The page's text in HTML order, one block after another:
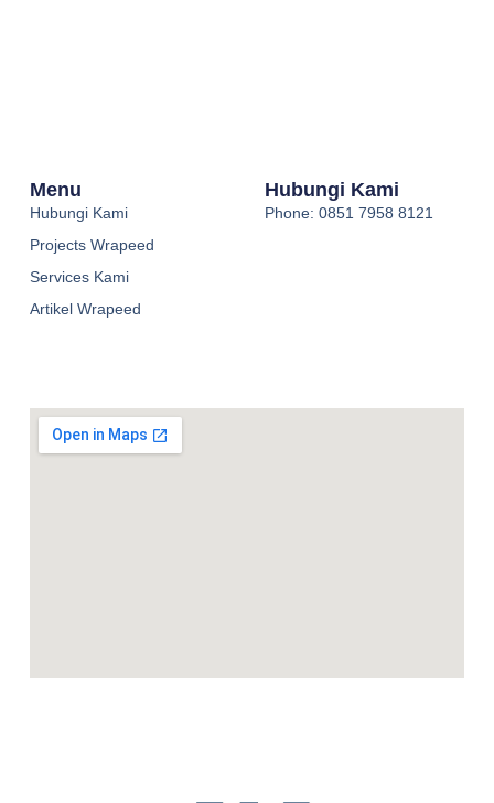
Menu
Hubungi Kami
Projects Wrapeed
Services Kami
Artikel Wrapeed
Hubungi Kami
Phone: 0851 7958 8121